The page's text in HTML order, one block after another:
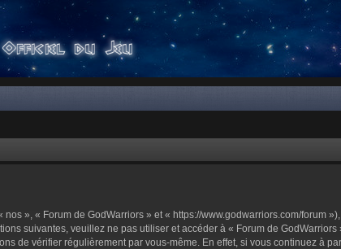
», « Forum de GodWarriors » et « https://www.godwarriors.com/forum
suivantes, veuillez ne pas utiliser et accéder à « Forum de
de vérifier régulièrement par vous-même. En effet, si vous continuez à